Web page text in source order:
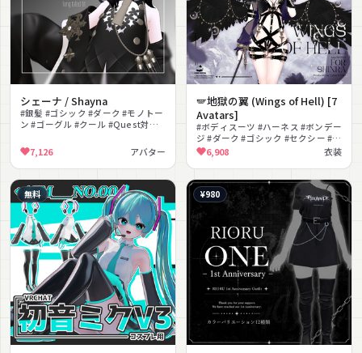
シェーナ / Shayna
#銀髪 #ゴシック #ダーク #モノトー
ン #ゴーグル #クール #Quest対応 #
ルトラ対応
7,126 アバター
🪽地獄の翼 (Wings of Hell) [7
Avatars]
#ボディスーツ #ハーネス #ボンデー
ジ #ダーク #ゴシック #セクシー #天
使 #悪魔 #大鎌 #ハイヒール
6,908 衣装
無料 ¥980